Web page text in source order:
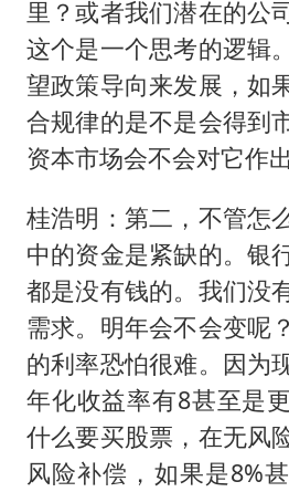
里？或者我们潜在的公
这个是一个思考的逻辑
望政策导向来发展，如
合规律的是不是会得到
资本市场会不会对它作
桂浩明：第二，不管怎
中的资金是紧缺的。银
都是没有钱的。我们没
需求。明年会不会变呢
的利率恐怕很难。因为
年化收益率有8甚至是
什么要买股票，在无风
风险补偿，如果是8%